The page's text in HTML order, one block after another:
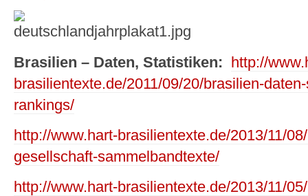
Brasilien – Daten, Statistiken:
http://
brasilientexte.de/2011/09/20/brasilien-
rankings/
http://www.hart-brasilientexte.de/2013/11/
gesellschaft-sammelbandtexte/
http://www.hart-brasilientexte.de/2013/11/